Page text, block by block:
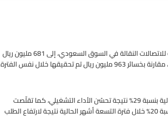
انخفضت خسائرشركة الاتصالات المتنقلة “زين” التي تعد ثالث شركة للاتصالات النقالة في السوق السعودي، إلى 681 مليون ريال
بنهاية فترة التسعة أشهر الاولى من عام 2015 بنسبة قدرها 29.3%، مقارنة بخسائر 963 مليون ريال تم تحقيقها خلال نفس الفترة
قالت الشركة ان تقلص صافي الخسارة خلال فترة التسعة أشهر الحالية بنسبة 29% نتيجة تحسّن الأداء التشغيلي، كما تقلّصت
الخسارة من الأعمال التشغيلية بنسبة 85%. و ارتفع إجمالي الربح بنسبة 20% خلال فترة التسعة أشهر الحالية نتيجة لارتفاع الطلب